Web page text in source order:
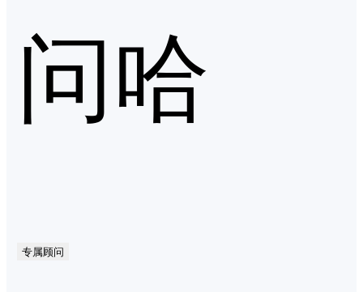
问哈
专属顾问